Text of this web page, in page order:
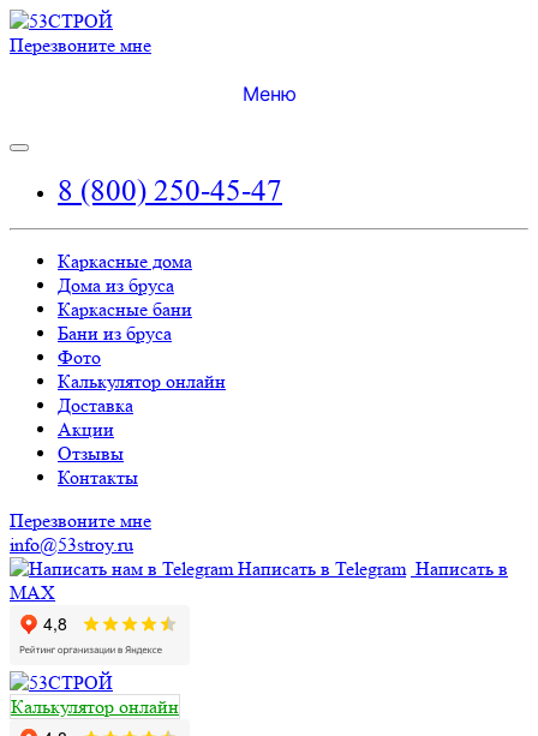
Перезвоните мне
Меню
8 (800) 250-45-47
Каркасные дома
Дома из бруса
Каркасные бани
Бани из бруса
Фото
Калькулятор онлайн
Доставка
Акции
Отзывы
Контакты
Перезвоните мне
info@53stroy.ru
Написать в Telegram Написать в
MAX
Калькулятор онлайн